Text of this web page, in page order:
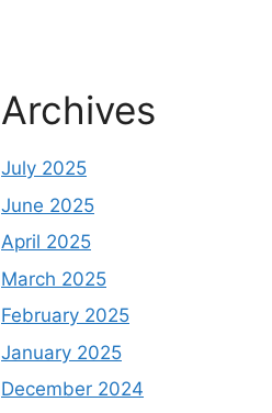
Archives
July 2025
June 2025
April 2025
March 2025
February 2025
January 2025
December 2024